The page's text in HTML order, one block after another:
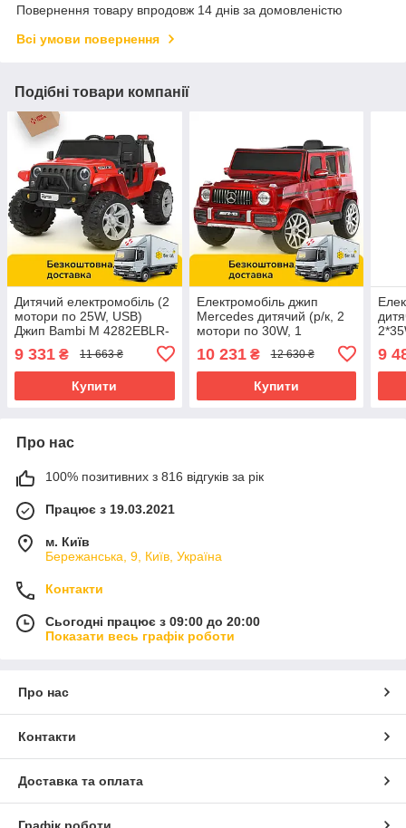
Повернення товару впродовж 14 днів за домовленістю
Всі умови повернення
Подібні товари компанії
Дитячий електромобіль (2
мотори по 25W, USB)
Джип Bambi M 4282EBLR-
9 331 ₴ 11 663 ₴
Купити
Електромобіль джип
Mercedes дитячий (р/к, 2
мотори по 30W, 1
акум.12V7AH, MP3) Bambi
M 4214EBLRS-3 Червоний
10 231₴ 12 630 ₴
Купити
9
Про нас
100% позитивних з 816 відгуків за рік
Працює з 19.03.2021
м. Київ
Бережанська, 9, Київ, Україна
Контакти
Сьогодні працює з 09:00 до 20:00
Показати весь графік роботи
Про нас
Контакти
Доставка та оплата